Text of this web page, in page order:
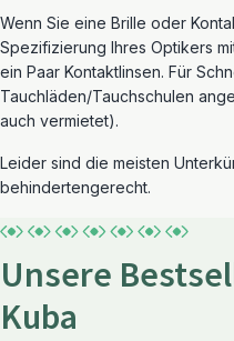
Wenn Sie eine Brille oder
Spezifizierung Ihres Optikers
ein Paar Kontaktlinsen. Für
Tauchläden/Tauchschulen
auch vermietet).
Leider sind die meisten
behindertengerecht.
Unsere
Kuba